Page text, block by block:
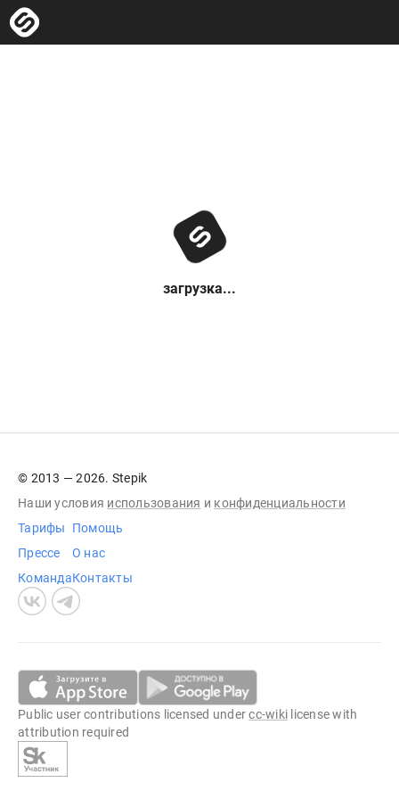
загрузка...
© 2013 — 2026. Stepik
Наши условия использования и конфиденциальности
Тарифы
Прессе
Команда
Помощь
О нас
Контакты
Public user contributions licensed undercc-wiki license with
attribution required